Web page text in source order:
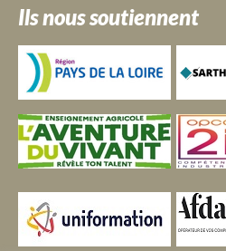
Ils nous soutiennent